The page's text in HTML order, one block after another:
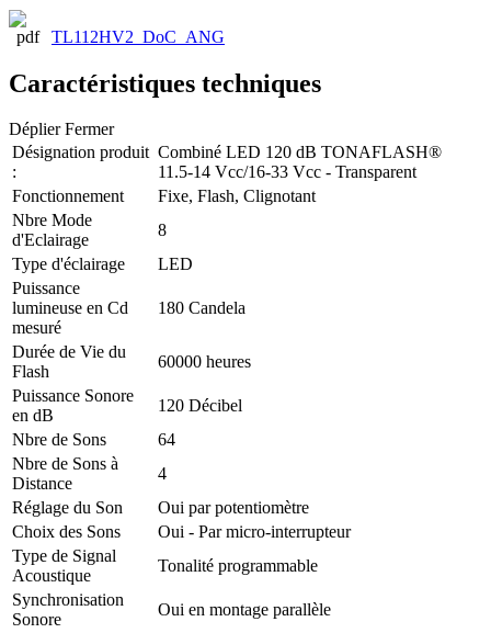
TL112HV2_DoC_ANG
Caractéristiques techniques
Déplier Fermer
Désignation produit
:
Combiné LED 120 dB TONAFLASH®
11.5-14 Vcc/16-33 Vcc - Transparent
Fonctionnement
Fixe, Flash, Clignotant
Nbre Mode
d'Eclairage
8
Type d'éclairage
LED
Puissance
lumineuse en Cd
mesuré
180 Candela
Durée de Vie du
Flash
60000 heures
Puissance Sonore
en dB
120 Décibel
Nbre de Sons
64
Nbre de Sons à
Distance
4
Réglage du Son
Oui par potentiomètre
Choix des Sons
Oui - Par micro-interrupteur
Type de Signal
Acoustique
Tonalité programmable
Synchronisation
Sonore
Oui en montage parallèle